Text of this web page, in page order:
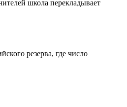
школа перекладывает
резерва, где число